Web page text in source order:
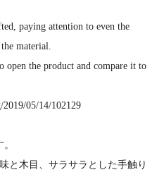
paying attention to even the
material.
open the product and compare it to
2019/05/14/102129
と木目、サラサラとした手触り